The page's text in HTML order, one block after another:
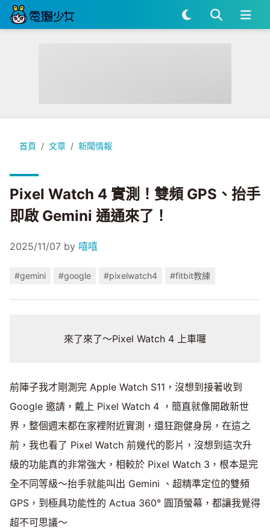
首頁 文章 新聞情報
Pixel Watch 4 實測！雙頻 GPS、抬手即啟 Gemini 通通來了！
Pixel Watch 4 實測！雙頻 GPS、抬手
即啟 Gemini 通通來了！
2025/11/07 by 嘻嘻
#gemini #google #pixelwatch4 #fitbit教練
來了來了～Pixel Watch 4 上車囉
前陣子我才剛測完 Apple Watch S11，沒想到接著收到
Google 邀請，戴上 Pixel Watch 4 ，簡直就像開啟新世
界，整個週末都在家裡附近實測，還狂跑健身房，在這之
前，我也看了 Pixel Watch 前幾代的影片，沒想到這次升
級的功能真的非常強大，相較於 Pixel Watch 3，根本是完
全不同等級～抬手就能叫出 Gemini 、超精準定位的雙頻
GPS，到極具功能性的 Actua 360° 圓頂螢幕，都讓我覺得
超不可思議～